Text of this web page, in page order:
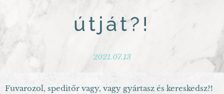
útját?!
2021.07.13
Fuvarozol, speditőr vagy, vagy gyártasz és kereskedsz?!